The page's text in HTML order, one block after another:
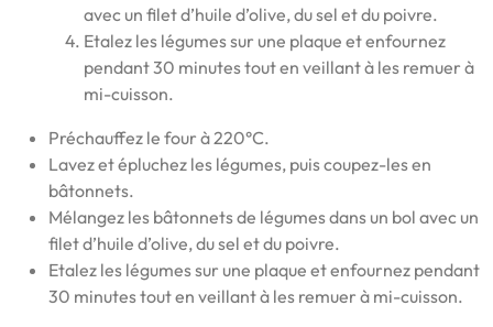
avec un filet d’huile d’olive, du sel et du poivre.
Etalez les légumes sur une plaque et enfournez
pendant 30 minutes tout en veillant à les remuer à
mi-cuisson.
Préchauffez le four à 220°C.
Lavez et épluchez les légumes, puis coupez-les en
bâtonnets.
Mélangez les bâtonnets de légumes dans un bol avec un
filet d’huile d’olive, du sel et du poivre.
Etalez les légumes sur une plaque et enfournez pendant
30 minutes tout en veillant à les remuer à mi-cuisson.